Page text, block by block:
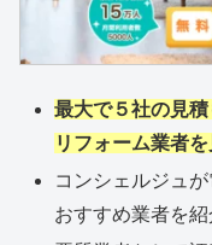
最大で５社の見
リフォーム業者
コンシェルジュ
おすすめ業者を